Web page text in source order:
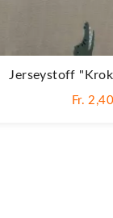
Jerseystoff
Fr. 2,40